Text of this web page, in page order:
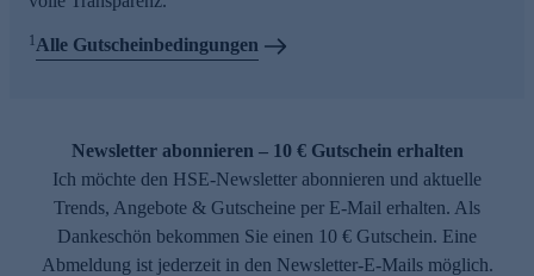
1Alle Gutscheinbedingungen
Newsletter abonnieren – 10 € Gutschein erhalten
Ich möchte den HSE-Newsletter abonnieren und aktuelle
Trends, Angebote & Gutscheine per E-Mail erhalten. Als
Dankeschön bekommen Sie einen 10 € Gutschein. Eine
Abmeldung ist jederzeit in den Newsletter-E-Mails möglich.